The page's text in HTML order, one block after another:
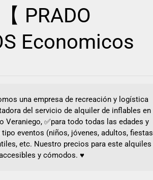
PRADO
Economicos
una empresa de recreación y logística
del servicio de alquiler de inflables en
Veraniego, ✅para todo todas las edades y
eventos (niños, jóvenes, adultos, fiestas
etc. Nuestro precios para este alquiles
y cómodos. ♥